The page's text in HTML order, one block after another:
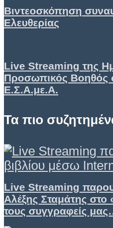
Βιντεοσκόπηση
Ελευθερίας
Live Streaming της
Προσωπικός Βοηθός
Ε.Σ.Α.με.Α.
Τα πιο
Live Streaming
Αλέξης Σταμάτης στο
τους συγγραφείς